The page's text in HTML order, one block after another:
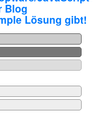
Blog
Lösung gibt!